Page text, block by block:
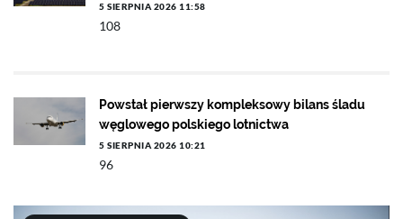
5 SIERPNIA 2026 11:58
108
Powstał pierwszy kompleksowy bilans śladu
węglowego polskiego lotnictwa
5 SIERPNIA 2026 10:21
96